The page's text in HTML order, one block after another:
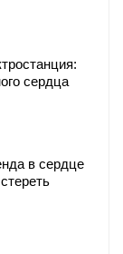
сердца
в сердце